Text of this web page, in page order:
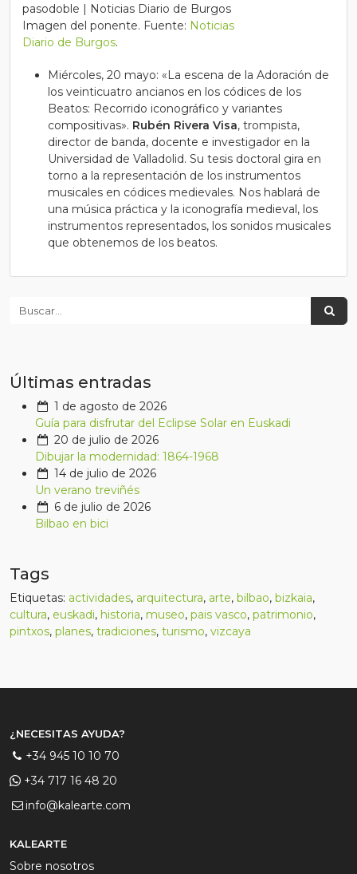
Imagen del ponente. Fuente: Noticias
Diario de Burgos.
Miércoles, 20 mayo: «La escena de la Adoración de
los veinticuatro ancianos en los códices de los
Beatos: Recorrido iconográfico y variantes
compositivas». Rubén Rivera Visa, trompista,
director de banda, docente e investigador en la
Universidad de Valladolid. Su tesis doctoral gira en
torno a la representación de los instrumentos
musicales en códices medievales. Nos hablará de
una música práctica y la iconografía medieval, los
instrumentos representados, los sonidos musicales
que obtenemos de los beatos.
Últimas entradas
1 de agosto de 2026
Guía para disfrutar del Eclipse Solar en Euskadi
20 de julio de 2026
Dibujar la modernidad: 1864-1968
14 de julio de 2026
Un verano treviñés
6 de julio de 2026
Bilbao en bici
Tags
Etiquetas: actividades, arquitectura, arte, bilbao, bizkaia,
cultura, euskadi, historia, museo, pais vasco, patrimonio,
pintxos, planes, tradiciones, turismo, vizcaya
¿NECESITAS AYUDA?
+34 945 10 10 70
+34 717 16 48 20
info@kalearte.com
KALEARTE
Sobre nosotros